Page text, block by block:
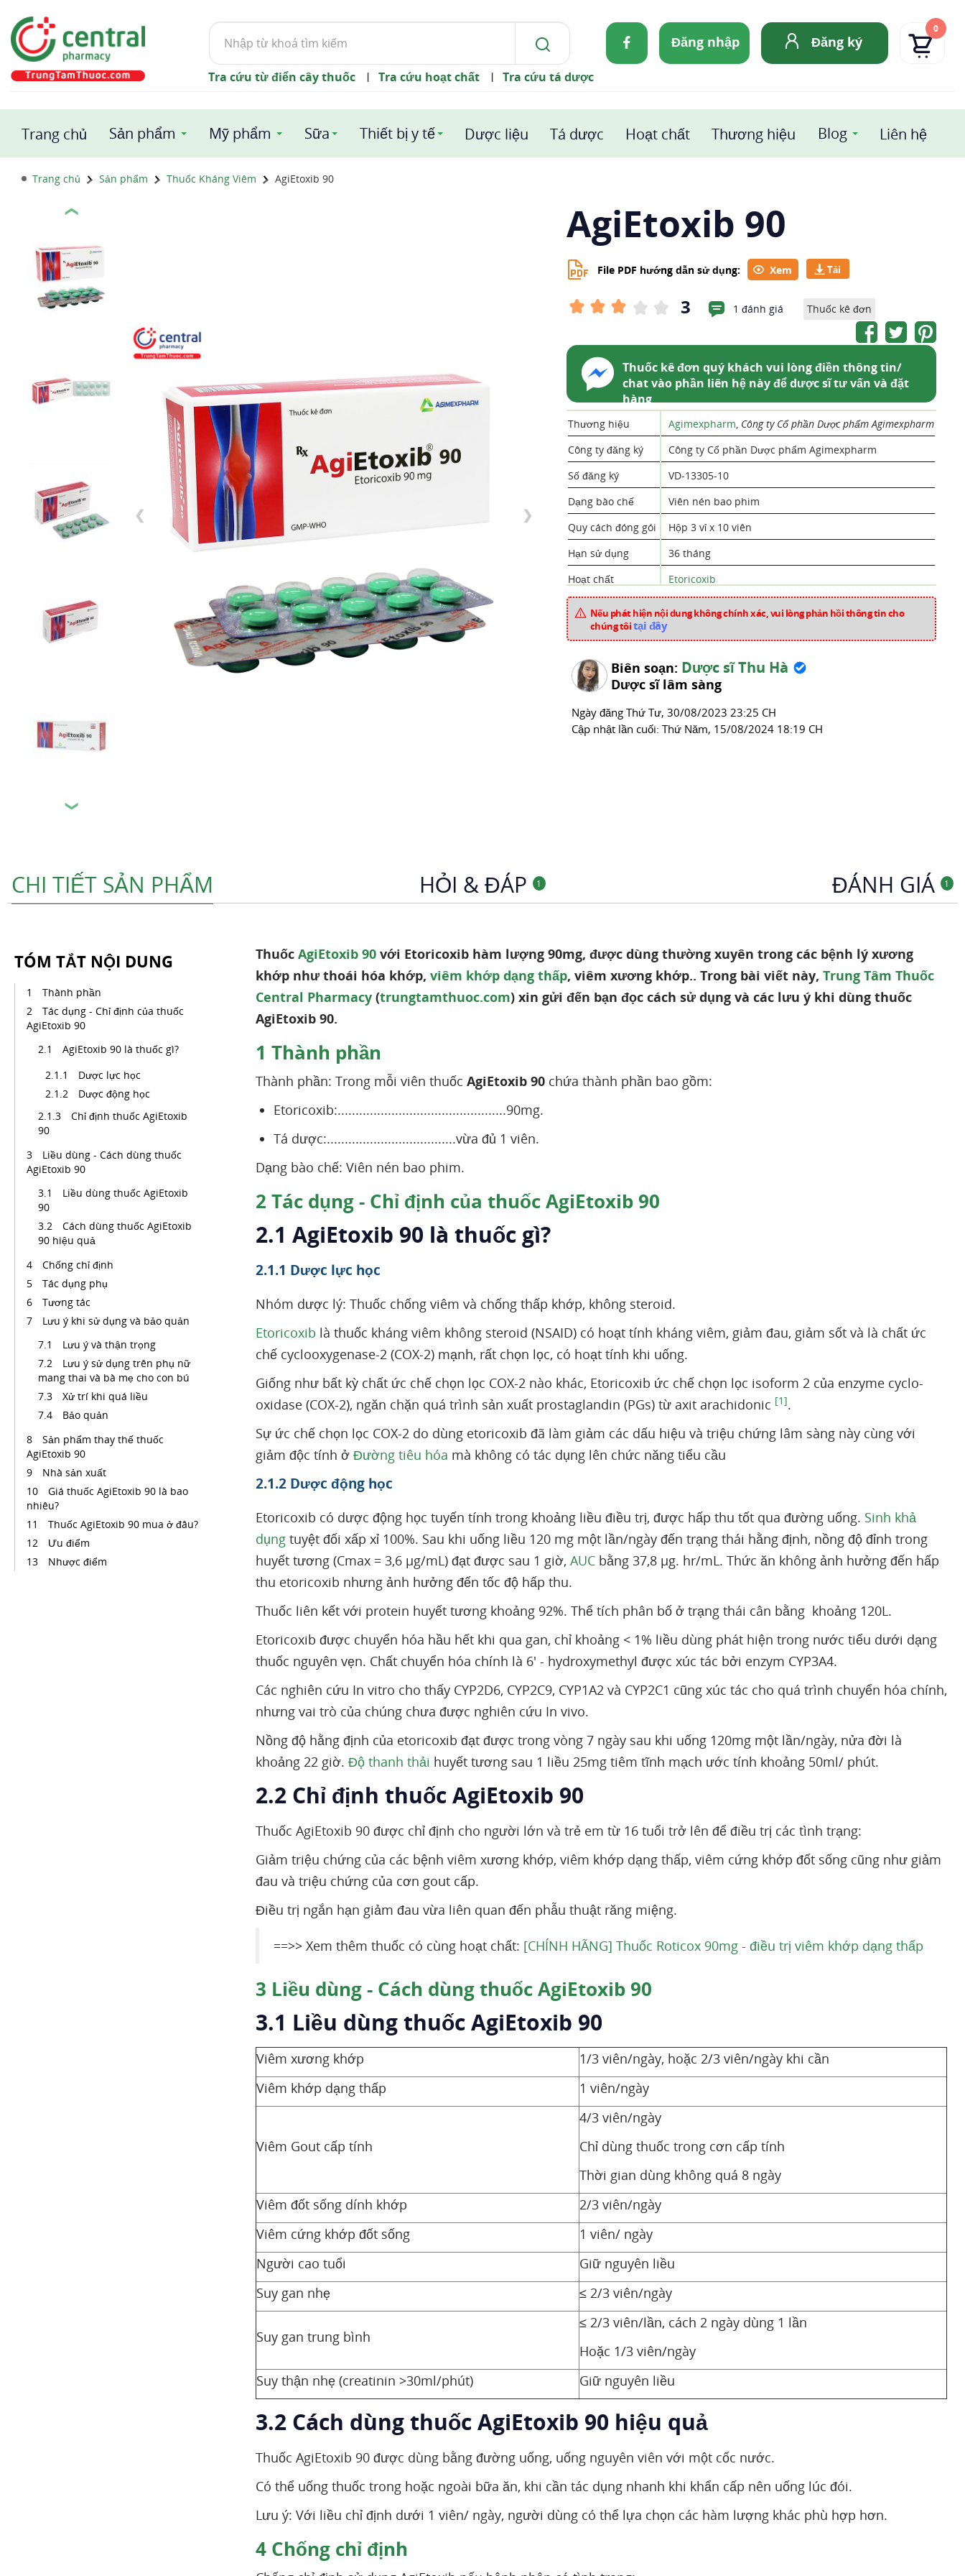
Tìm
kiếm
Đăng nhập Đăng ký
0
Tra cứu từ điển cây thuốc | Tra cứu hoạt chất | Tra cứu tá dược
Trang chủ Sản phẩm Mỹ phẩm Sữa Thiết bị y tế Dược liệu Tá dược Hoạt chất Thương hiệu Blog Liên hệ
Trang chủ Sản phẩm Thuốc Kháng Viêm AgiEtoxib 90
❮
❯
1 / 16
❮ ❯
AgiEtoxib 90
File PDF hướng dẫn sử dụng: Xem
3 1 đánh giá Thuốc kê đơn
Thuốc kê đơn quý khách vui lòng điền thông tin/
chat vào phần liên hệ này để dược sĩ tư vấn và đặt
hàng
Thương hiệu Agimexpharm, Công ty Cổ phần Dược phẩm Agimexpharm
Công ty đăng ký
Công ty Cổ phần Dược phẩm Agimexpharm
Số đăng ký
VD-13305-10
Dạng bào chế
Viên nén bao phim
Quy cách đóng gói
Hộp 3 vỉ x 10 viên
Hạn sử dụng
36 tháng
Hoạt chất
Etoricoxib
Xuất xứ
Mã sản phẩm
Chuyên mục
Nếu phát hiện nội dung không chính xác, vui lòng phản hồi thông tin cho
chúng tôitại đây
Biên soạn: Dược sĩ Thu Hà
Dược sĩ lâm sàng
Ngày đăng Thứ Tư, 30/08/2023 23:25 CH
Cập nhật lần cuối: Thứ Năm, 15/08/2024 18:19 CH
CHI TIẾT SẢN PHẨM HỎI & ĐÁP 1 ĐÁNH GIÁ 1
TÓM TẮT NỘI DUNG
Thành phần
Tác dụng - Chỉ định của thuốc
AgiEtoxib 90
AgiEtoxib 90 là thuốc gì?
Dược lực học
Dược động học
Chỉ định thuốc AgiEtoxib
90
Liều dùng - Cách dùng thuốc
AgiEtoxib 90
Liều dùng thuốc AgiEtoxib
90
Cách dùng thuốc AgiEtoxib
90 hiệu quả
Chống chỉ định
Tác dụng phụ
Tương tác
Lưu ý khi sử dụng và bảo quản
Lưu ý và thận trọng
Lưu ý sử dụng trên phụ nữ
mang thai và bà mẹ cho con bú
Xử trí khi quá liều
Bảo quản
Sản phẩm thay thế thuốc
AgiEtoxib 90
Nhà sản xuất
Giá thuốc AgiEtoxib 90 là bao
nhiêu?
Thuốc AgiEtoxib 90 mua ở đâu?
Ưu điểm
Nhược điểm
Thuốc AgiEtoxib 90 với Etoricoxib hàm lượng 90mg, được dùng thường xuyên trong các bệnh lý xương
khớp như thoái hóa khớp, viêm khớp dạng thấp, viêm xương khớp.. Trong bài viết này, Trung Tâm Thuốc
Central Pharmacy (trungtamthuoc.com) xin gửi đến bạn đọc cách sử dụng và các lưu ý khi dùng thuốc
AgiEtoxib 90.
1 Thành phần
Thành phần: Trong mỗi viên thuốc AgiEtoxib 90 chứa thành phần bao gồm:
Etoricoxib:...............................................90mg.
Tá dược:....................................vừa đủ 1 viên.
Dạng bào chế: Viên nén bao phim.
2 Tác dụng - Chỉ định của thuốc AgiEtoxib 90
2.1 AgiEtoxib 90 là thuốc gì?
2.1.1 Dược lực học
Nhóm dược lý: Thuốc chống viêm và chống thấp khớp, không steroid.
Etoricoxib là thuốc kháng viêm không steroid (NSAID) có hoạt tính kháng viêm, giảm đau, giảm sốt và là chất ức
chế cyclooxygenase-2 (COX-2) mạnh, rất chọn lọc, có hoạt tính khi uống.
Giống như bất kỳ chất ức chế chọn lọc COX-2 nào khác, Etoricoxib ức chế chọn lọc isoform 2 của enzyme cyclo-
oxidase (COX-2), ngăn chặn quá trình sản xuất prostaglandin (PGs) từ axit arachidonic [1].
Sự ức chế chọn lọc COX-2 do dùng etoricoxib đã làm giảm các dấu hiệu và triệu chứng lâm sàng này cùng với
giảm độc tính ở Đường tiêu hóa mà không có tác dụng lên chức năng tiểu cầu
2.1.2 Dược động học
Etoricoxib có dược động học tuyến tính trong khoảng liều điều trị, được hấp thu tốt qua đường uống. Sinh khả
dụng tuyệt đối xấp xỉ 100%. Sau khi uống liều 120 mg một lần/ngày đến trạng thái hằng định, nồng độ đỉnh trong
huyết tương (Cmax = 3,6 µg/mL) đạt được sau 1 giờ, AUC bằng 37,8 µg. hr/mL. Thức ăn không ảnh hưởng đến hấp
thu etoricoxib nhưng ảnh hưởng đến tốc độ hấp thu.
Thuốc liên kết với protein huyết tương khoảng 92%. Thể tích phân bố ở trạng thái cân bằng khoảng 120L.
Etoricoxib được chuyển hóa hầu hết khi qua gan, chỉ khoảng < 1% liều dùng phát hiện trong nước tiểu dưới dạng
thuốc nguyên vẹn. Chất chuyển hóa chính là 6' - hydroxymethyl được xúc tác bởi enzym CYP3A4.
Các nghiên cứu In vitro cho thấy CYP2D6, CYP2C9, CYP1A2 và CYP2C1 cũng xúc tác cho quá trình chuyển hóa chính,
nhưng vai trò của chúng chưa được nghiên cứu In vivo.
Nồng độ hằng định của etoricoxib đạt được trong vòng 7 ngày sau khi uống 120mg một lần/ngày, nửa đời là
khoảng 22 giờ. Độ thanh thải huyết tương sau 1 liều 25mg tiêm tĩnh mạch ước tính khoảng 50ml/ phút.
2.2 Chỉ định thuốc AgiEtoxib 90
Thuốc AgiEtoxib 90 được chỉ định cho người lớn và trẻ em từ 16 tuổi trở lên để điều trị các tình trạng:
Giảm triệu chứng của các bệnh viêm xương khớp, viêm khớp dạng thấp, viêm cứng khớp đốt sống cũng như giảm
đau và triệu chứng của cơn gout cấp.
Điều trị ngắn hạn giảm đau vừa liên quan đến phẫu thuật răng miệng.
==>> Xem thêm thuốc có cùng hoạt chất: [CHÍNH HÃNG] Thuốc Roticox 90mg - điều trị viêm khớp dạng thấp
3 Liều dùng - Cách dùng thuốc AgiEtoxib 90
3.1 Liều dùng thuốc AgiEtoxib 90
Viêm xương khớp
1/3 viên/ngày, hoặc 2/3 viên/ngày khi cần
Viêm khớp dạng thấp
1 viên/ngày
Viêm Gout cấp tính
4/3 viên/ngày
Chỉ dùng thuốc trong cơn cấp tính
Thời gian dùng không quá 8 ngày
Viêm đốt sống dính khớp
2/3 viên/ngày
Viêm cứng khớp đốt sống
1 viên/ ngày
Người cao tuổi
Giữ nguyên liều
Suy gan nhẹ
≤ 2/3 viên/ngày
Suy gan trung bình
≤ 2/3 viên/lần, cách 2 ngày dùng 1 lần
Hoặc 1/3 viên/ngày
Suy thận nhẹ (creatinin >30ml/phút)
Giữ nguyên liều
3.2 Cách dùng thuốc AgiEtoxib 90 hiệu quả
Thuốc AgiEtoxib 90 được dùng bằng đường uống, uống nguyên viên với một cốc nước.
Có thể uống thuốc trong hoặc ngoài bữa ăn, khi cần tác dụng nhanh khi khẩn cấp nên uống lúc đói.
Lưu ý: Với liều chỉ định dưới 1 viên/ ngày, người dùng có thể lựa chọn các hàm lượng khác phù hợp hơn.
4 Chống chỉ định